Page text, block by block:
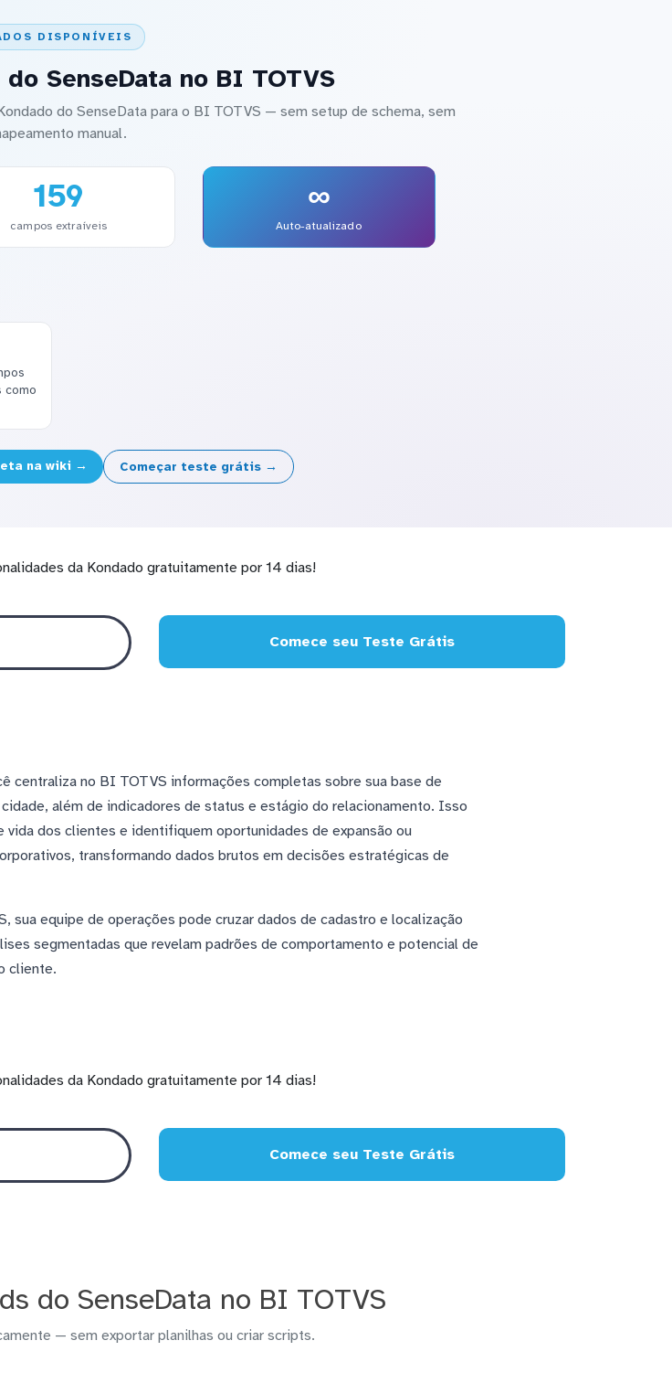
DISPONÍVEIS
SenseData no BI TOTVS
do SenseData para o BI TOTVS — sem setup de schema, sem
manual.
159
campos extraíveis
∞
Auto-atualizado
como
na wiki → Começar teste grátis →
da Kondado gratuitamente por 14 dias!
Comece seu Teste Grátis
centraliza no BI TOTVS informações completas sobre sua base de
além de indicadores de status e estágio do relacionamento. Isso
dos clientes e identifiquem oportunidades de expansão ou
transformando dados brutos em decisões estratégicas de
sua equipe de operações pode cruzar dados de cadastro e localização
segmentadas que revelam padrões de comportamento e potencial de
cliente.
da Kondado gratuitamente por 14 dias!
Comece seu Teste Grátis
do SenseData no BI TOTVS
— sem exportar planilhas ou criar scripts.